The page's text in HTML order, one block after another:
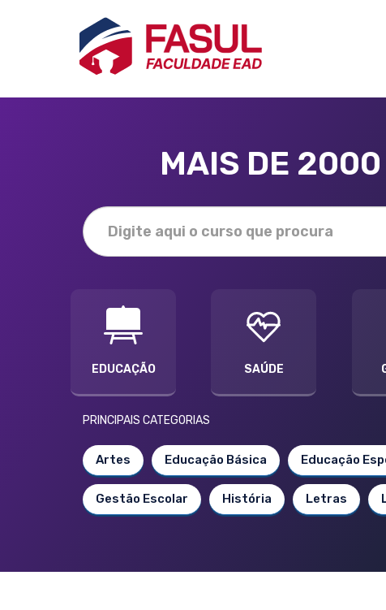
MAIS DE 2000
EDUCAÇÃO SAÚDE
PRINCIPAIS CATEGORIAS
Artes Educação Básica Educação
Gestão Escolar História Letras